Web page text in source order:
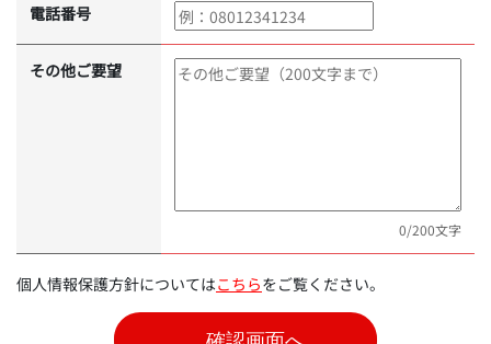
電話番号
その他ご要望
0/200文字
個人情報保護方針についてはこちらをご覧ください。